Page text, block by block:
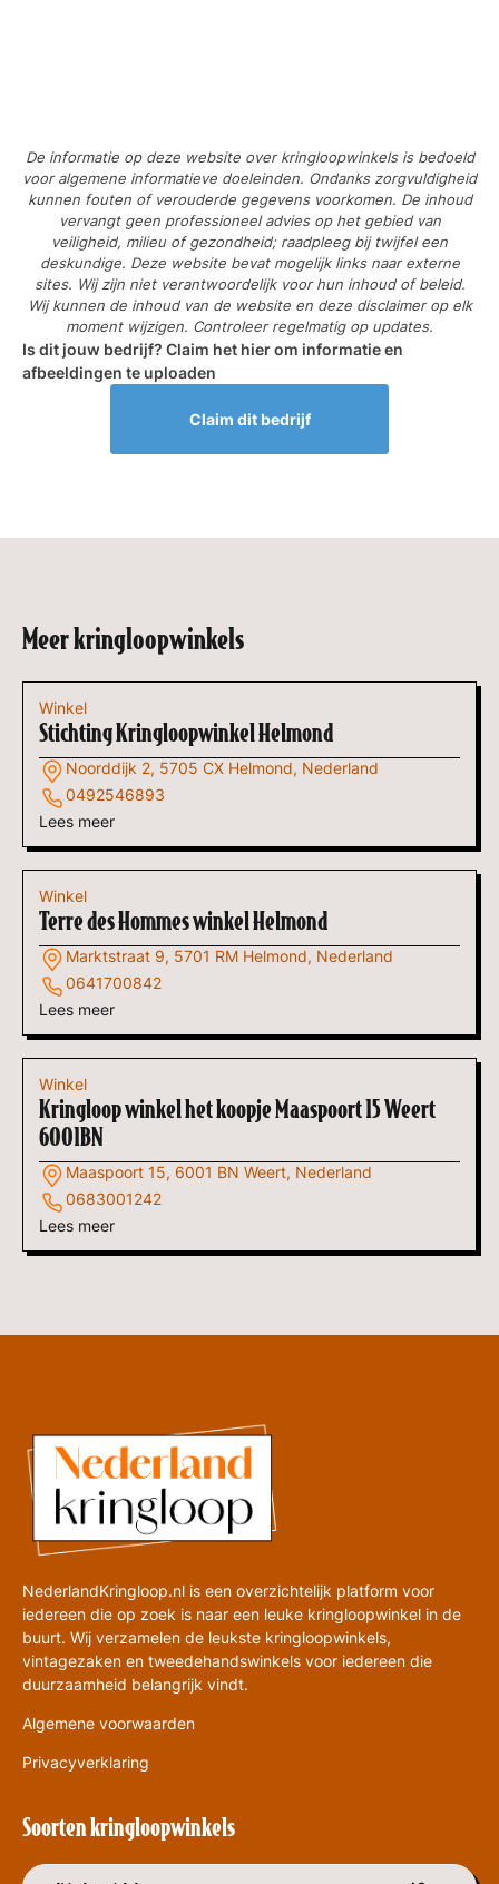
De informatie op deze website over kringloopwinkels is bedoeld
voor algemene informatieve doeleinden. Ondanks zorgvuldigheid
kunnen fouten of verouderde gegevens voorkomen. De inhoud
vervangt geen professioneel advies op het gebied van
veiligheid, milieu of gezondheid; raadpleeg bij twijfel een
deskundige. Deze website bevat mogelijk links naar externe
sites. Wij zijn niet verantwoordelijk voor hun inhoud of beleid.
Wij kunnen de inhoud van de website en deze disclaimer op elk
moment wijzigen. Controleer regelmatig op updates.
Is dit jouw bedrijf? Claim het hier om informatie en
afbeeldingen te uploaden
Claim dit bedrijf
Meer kringloopwinkels
Winkel
Stichting Kringloopwinkel Helmond
Noorddijk 2, 5705 CX Helmond, Nederland
0492546893
Lees meer
Winkel
Terre des Hommes winkel Helmond
Marktstraat 9, 5701 RM Helmond, Nederland
0641700842
Lees meer
Winkel
Kringloop winkel het koopje Maaspoort 15 Weert
6001BN
Maaspoort 15, 6001 BN Weert, Nederland
0683001242
Lees meer
NederlandKringloop.nl is een overzichtelijk platform voor
iedereen die op zoek is naar een leuke kringloopwinkel in de
buurt. Wij verzamelen de leukste kringloopwinkels,
vintagezaken en tweedehandswinkels voor iedereen die
duurzaamheid belangrijk vindt.
Algemene voorwaarden
Privacyverklaring
Soorten kringloopwinkels